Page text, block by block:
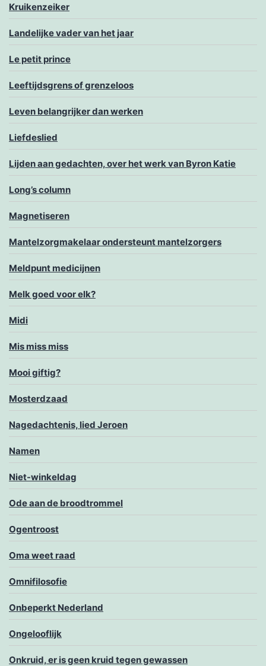
Kruikenzeiker
Landelijke vader van het jaar
Le petit prince
Leeftijdsgrens of grenzeloos
Leven belangrijker dan werken
Liefdeslied
Lijden aan gedachten, over het werk van Byron Katie
Long’s column
Magnetiseren
Mantelzorgmakelaar ondersteunt mantelzorgers
Meldpunt medicijnen
Melk goed voor elk?
Midi
Mis miss miss
Mooi giftig?
Mosterdzaad
Nagedachtenis, lied Jeroen
Namen
Niet-winkeldag
Ode aan de broodtrommel
Ogentroost
Oma weet raad
Omnifilosofie
Onbeperkt Nederland
Ongelooflijk
Onkruid, er is geen kruid tegen gewassen